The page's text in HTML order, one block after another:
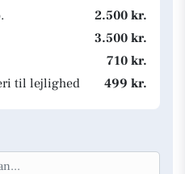
2.500 kr.
3.500 kr.
710 kr.
til lejlighed
499 kr.